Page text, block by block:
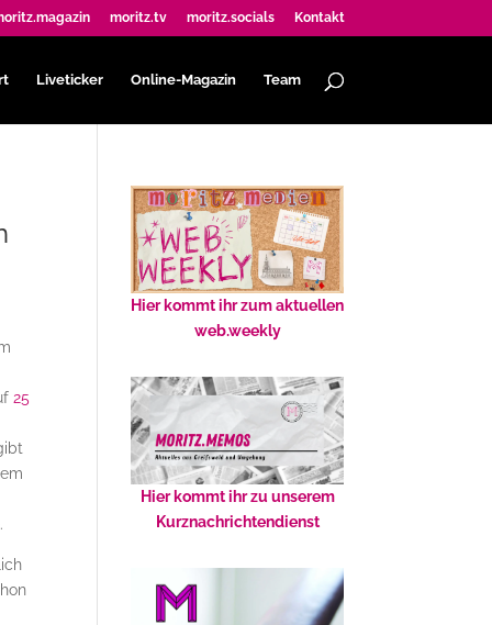
moritz.tv moritz.socials Kontakt
Liveticker Online-Magazin Team
25
Hier kommt ihr zum aktuellen
web.weekly
Hier kommt ihr zu unserem
Kurznachrichtendienst